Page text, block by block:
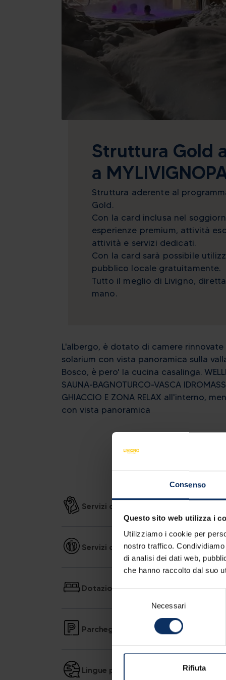
Consenso
Questo sito web utilizza i
Utilizziamo i cookie per
nostro traffico.
di analisi dei dati web,
che hanno raccolto dal suo
Necessari
Rifiuta
Struttura Gold
a
Struttura aderente al
Gold.
Con la card inclusa nel
esperienze premium, attività
attività e servizi dedicati.
Con la card sarà possibile
pubblico locale gratuitamente.
Tutto il meglio di Livigno,
mano.
L'albergo, è dotato di camere
solarium con vista panoramica sulla
Bosco, è pero' la cucina casalinga.
SAUNA-BAGNOTURCO-VASCA
GHIACCIO E ZONA RELAX all'interno,
con vista panoramica
Servizi della struttura
Servizi di ristorazione
Dotazioni delle camere
Parcheggio
Lingue parlate